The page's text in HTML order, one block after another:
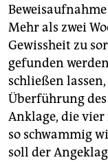
Mehr als zwei
Gewissheit zu
gefunden
schließen
Überführung
Anklage, die
so schwammig
soll der